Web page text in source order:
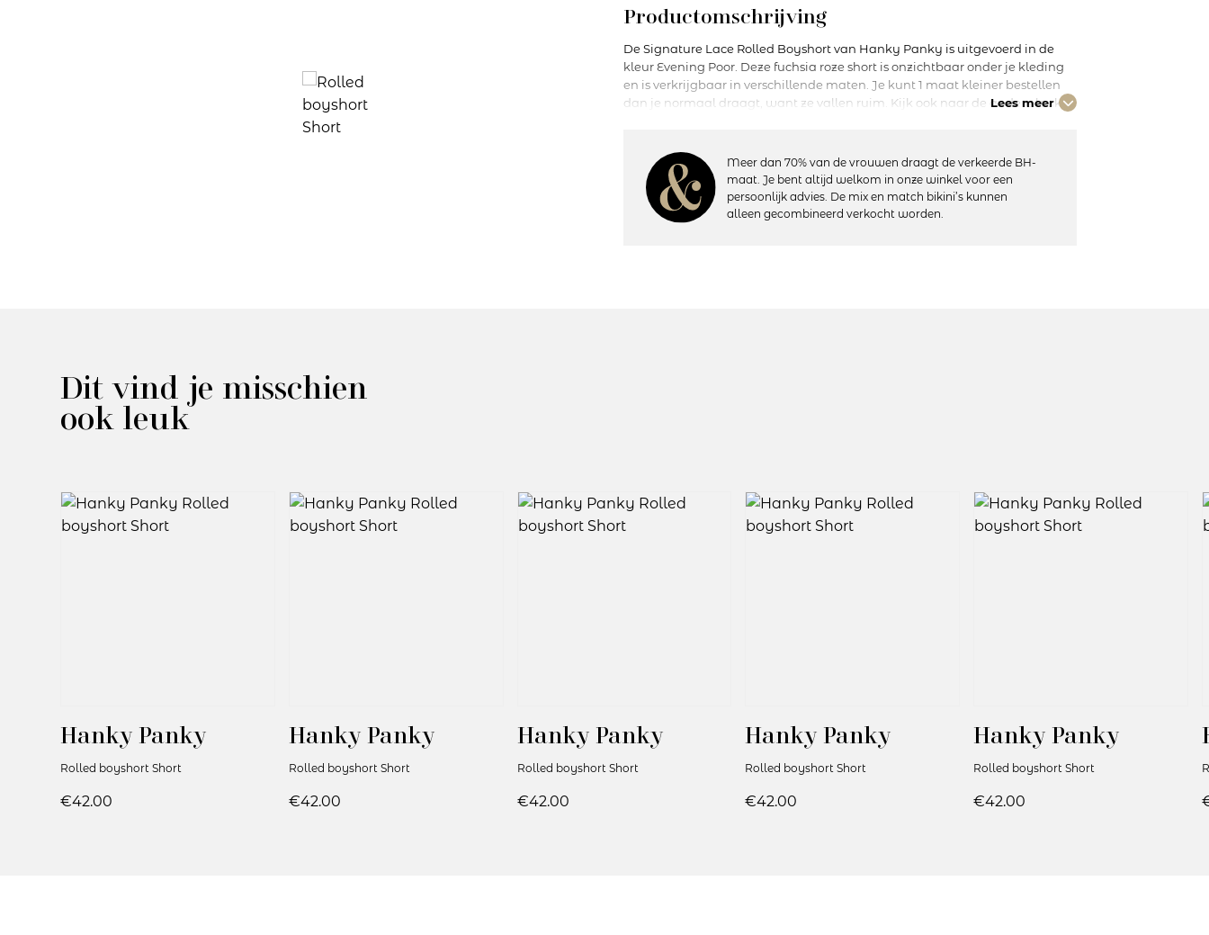
Productomschrijving
De Signature Lace Rolled Boyshort van Hanky Panky is uitgevoerd in de
kleur Evening Poor. Deze fuchsia roze short is onzichtbaar onder je kleding
en is verkrijgbaar in verschillende maten. Je kunt 1 maat kleiner bestellen
dan je normaal draagt, want ze vallen ruim. Kijk ook naar de andere leuke
pasvorm en toch Sexy!
Details:
– Heuphoogte: Normaal
Lees meer
Meer dan 70% van de vrouwen draagt de verkeerde BH-
maat. Je bent altijd welkom in onze winkel voor een
persoonlijk advies. De mix en match bikini’s kunnen
alleen gecombineerd verkocht worden.
Dit vind je misschien
ook leuk
Hanky Panky
Rolled boyshort Short
€42.00
Hanky Panky
Rolled boyshort Short
€42.00
Hanky Panky
Rolled boyshort Short
€42.00
Hanky Panky
Rolled boyshort Short
€42.00
Hanky Panky
Rolled boyshort Short
€42.00